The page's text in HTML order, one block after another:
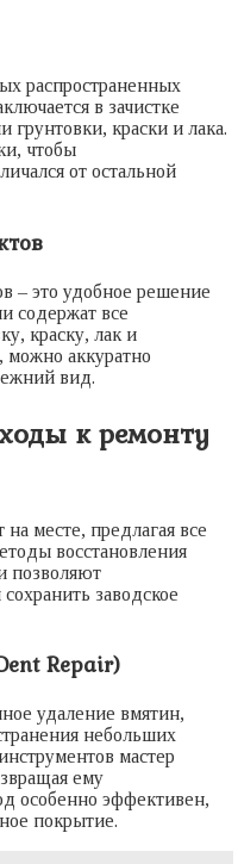
распространенных
в зачистке
грунтовки, краски и лака.
чтобы
от остальной
– это удобное решение
содержат все
краску, лак и
можно аккуратно
вид.
к ремонту
месте, предлагая все
восстановления
позволяют
заводское
Repair)
удаление вмятин,
небольших
мастер
ему
особенно эффективен,
покрытие.